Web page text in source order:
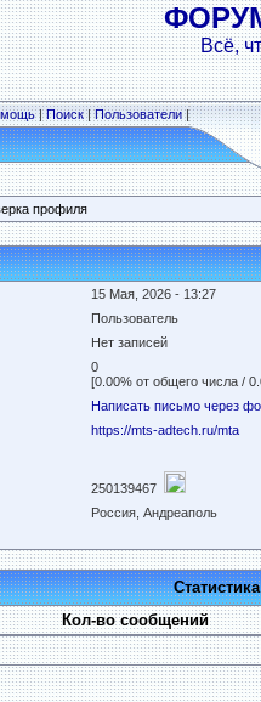
Всё,
|Поиск|Пользователи|
профиля
15 Мая, 2026 - 13:27
Пользователь
Нет записей
0
[0.00% от общего числа /
Написать письмо через
https://mts-adtech.ru/mta
250139467
Россия, Андреаполь
Кол-во сообщений